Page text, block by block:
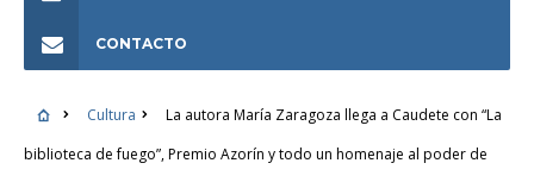
CONTACTO
Cultura
La autora María Zaragoza llega a Caudete con “La
biblioteca de fuego”, Premio Azorín y todo un homenaje al poder de